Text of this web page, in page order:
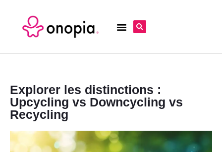
Explorer les distinctions :
Upcycling vs Downcycling vs
Recycling